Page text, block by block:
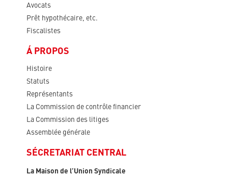
Avocats
Prêt hypothécaire, etc.
Fiscalistes
Á PROPOS
Histoire
Statuts
Représentants
La Commission de contrôle financier
La Commission des litiges
Assemblée générale
SÉCRETARIAT CENTRAL
La Maison de l’Union Syndicale